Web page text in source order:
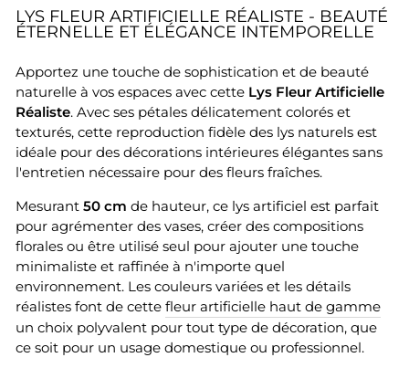
LYS FLEUR ARTIFICIELLE RÉALISTE - BEAUTÉ
ÉTERNELLE ET ÉLÉGANCE INTEMPORELLE
Apportez une touche de sophistication et de beauté
naturelle à vos espaces avec cette Lys Fleur Artificielle
Réaliste. Avec ses pétales délicatement colorés et
texturés, cette reproduction fidèle des lys naturels est
idéale pour des décorations intérieures élégantes sans
l'entretien nécessaire pour des fleurs fraîches.
Mesurant 50 cm de hauteur, ce lys artificiel est parfait
pour agrémenter des vases, créer des compositions
florales ou être utilisé seul pour ajouter une touche
minimaliste et raffinée à n'importe quel
environnement. Les couleurs variées et les détails
réalistes font de cette fleur artificielle haut de gamme
un choix polyvalent pour tout type de décoration, que
ce soit pour un usage domestique ou professionnel.